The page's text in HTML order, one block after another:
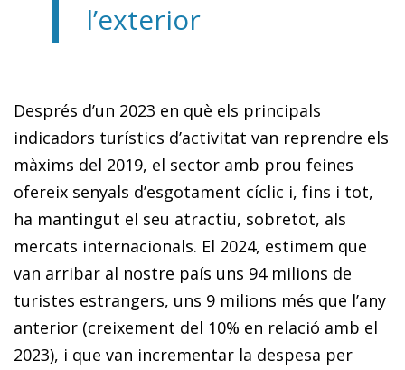
l’exterior
Després d’un 2023 en què els principals
indicadors turístics d’activitat van reprendre els
màxims del 2019, el sector amb prou feines
ofereix senyals d’esgotament cíclic i, fins i tot,
ha mantingut el seu atractiu, sobretot, als
mercats internacionals. El 2024, estimem que
van arribar al nostre país uns 94 milions de
turistes estrangers, uns 9 milions més que l’any
anterior (creixement del 10% en relació amb el
2023), i que van incrementar la despesa per